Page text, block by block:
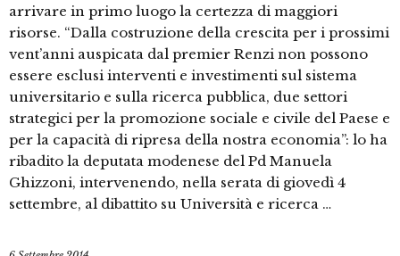
arrivare in primo luogo la certezza di maggiori
risorse. “Dalla costruzione della crescita per i prossimi
vent’anni auspicata dal premier Renzi non possono
essere esclusi interventi e investimenti sul sistema
universitario e sulla ricerca pubblica, due settori
strategici per la promozione sociale e civile del Paese e
per la capacità di ripresa della nostra economia”: lo ha
ribadito la deputata modenese del Pd Manuela
Ghizzoni, intervenendo, nella serata di giovedì 4
settembre, al dibattito su Università e ricerca …